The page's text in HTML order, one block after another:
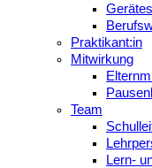
Praktikant:in
Mitwirkung
Team
Lern-